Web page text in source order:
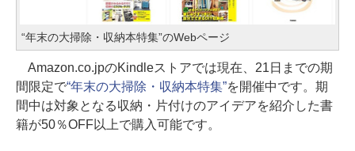
“年末の大掃除・収納本特集”のWebページ
Amazon.co.jpのKindleストアでは現在、21日までの期
間限定で“年末の大掃除・収納本特集”を開催中です。期
間中は対象となる収納・片付けのアイデアを紹介した書
籍が50％OFF以上で購入可能です。